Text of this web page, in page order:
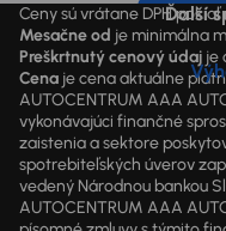
Ďalší
Ceny sú vrátane DPH
Mesačne od je minimálna
Preškrtnutý cenový údaj je
Cena je cena aktuálne
AUTOCENTRUM AAA
vykonávajúci finančné
zaistenia a sektore
spotrebiteľských úverov
vedený Národnou bankou
AUTOCENTRUM AAA